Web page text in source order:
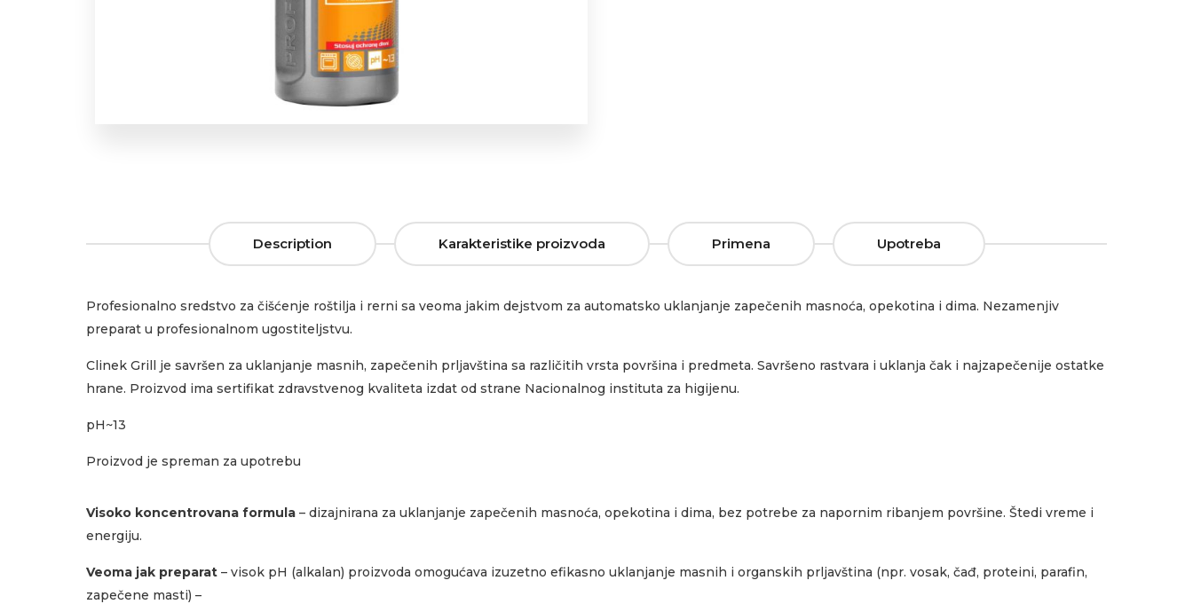
Description Karakteristike proizvoda Primena Upotreba
Profesionalno sredstvo za čišćenje roštilja i rerni sa veoma jakim dejstvom za automatsko uklanjanje zapečenih masnoća, opekotina i dima. Nezamenjiv
preparat u profesionalnom ugostiteljstvu.
Clinek Grill je savršen za uklanjanje masnih, zapečenih prljavština sa različitih vrsta površina i predmeta. Savršeno rastvara i uklanja čak i najzapečenije ostatke
hrane. Proizvod ima sertifikat zdravstvenog kvaliteta izdat od strane Nacionalnog instituta za higijenu.
pH~13
Proizvod je spreman za upotrebu
Visoko koncentrovana formula – dizajnirana za uklanjanje zapečenih masnoća, opekotina i dima, bez potrebe za napornim ribanjem površine. Štedi vreme i
energiju.
Veoma jak preparat – visok pH (alkalan) proizvoda omogućava izuzetno efikasno uklanjanje masnih i organskih prljavština (npr. vosak, čađ, proteini, parafin,
zapečene masti) –